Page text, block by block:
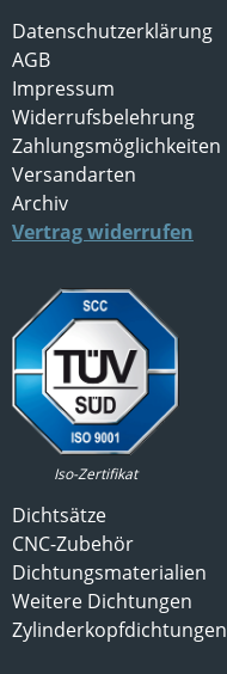
Datenschutzerklärung
AGB
Impressum
Widerrufsbelehrung
Zahlungsmöglichkeiten
Versandarten
Archiv
Vertrag widerrufen
Iso-Zertifikat
Dichtsätze
CNC-Zubehör
Dichtungsmaterialien
Weitere Dichtungen
Zylinderkopfdichtungen